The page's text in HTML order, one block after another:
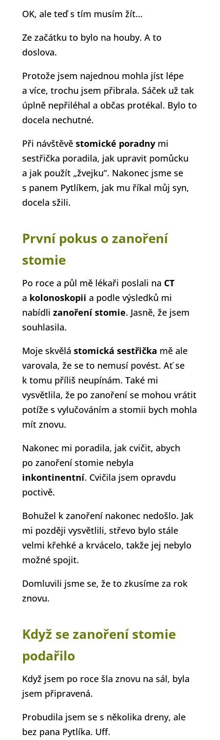
OK, ale teď s tím musím žít…
Ze začátku to bylo na houby. A to
doslova.
Protože jsem najednou mohla jíst lépe
a více, trochu jsem přibrala. Sáček už tak
úplně nepřiléhal a občas protékal. Bylo to
docela nechutné.
Při návštěvě stomické poradnymi
sestřička poradila, jak upravit pomůcku
a jak použít „žvejku“. Nakonec jsme se
s panem Pytlíkem, jak mu říkal můj syn,
docela sžili.
První pokus o zanoření
stomie
Po roce a půl mě lékaři poslali na CT
a kolonoskopii a podle výsledků mi
nabídli zanoření stomie. Jasně, že jsem
souhlasila.
Moje skvělá stomická sestřička mě ale
varovala, že se to nemusí povést. Ať se
k tomu příliš neupínám. Také mi
vysvětlila, že po zanoření se mohou vrátit
potíže s vylučováním a stomii bych mohla
mít znovu.
Nakonec mi poradila, jak cvičit, abych
po zanoření stomie nebyla
inkontinentní. Cvičila jsem opravdu
poctivě.
Bohužel k zanoření nakonec nedošlo. Jak
mi později vysvětlili, střevo bylo stále
velmi křehké a krvácelo, takže jej nebylo
možné spojit.
Domluvili jsme se, že to zkusíme za rok
znovu.
Když se zanoření stomie
podařilo
Když jsem po roce šla znovu na sál, byla
jsem připravená.
Probudila jsem se s několika dreny, ale
bez pana Pytlíka. Uff.